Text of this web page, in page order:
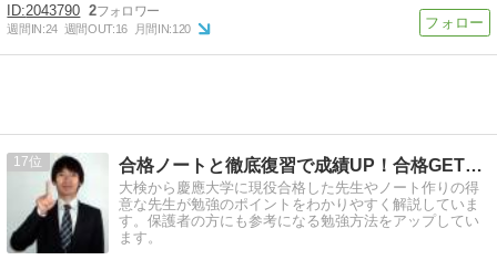
2043790 2
週間IN:24 週間OUT:16 月間IN:120
17 合格ノートと徹底復習で成績UP！合格GET先生ブログ
大検から慶應大学に現役合格した先生やノート作りの得
意な先生が勉強のポイントをわかりやすく解説していま
す。保護者の方にも参考になる勉強方法をアップしてい
ます。